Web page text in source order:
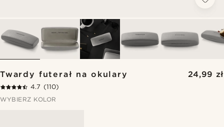
Twardy futerał na okulary 24,99 zł
4.7 (110)
WYBIERZ KOLOR